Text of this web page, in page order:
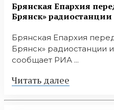
Брянская Епархия
Брянск»
Брянская Епархия
Брянск» радиостанции
сообщает РИА ...
Читать далее